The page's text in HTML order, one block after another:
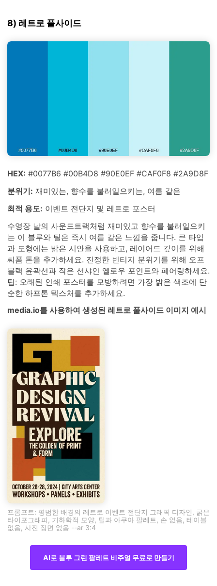
8) 레트로 풀사이드
HEX: #0077B6 #00B4D8 #90E0EF #CAF0F8 #2A9D8F
분위기: 재미있는, 향수를 불러일으키는, 여름 같은
최적 용도: 이벤트 전단지 및 레트로 포스터
수영장 날의 사운드트랙처럼 재미있고 향수를 불러일으키
는 이 블루와 틸은 즉시 여름 같은 느낌을 줍니다. 큰 타입
과 도형에는 밝은 시안을 사용하고, 레이어드 깊이를 위해
씨폼 톤을 추가하세요. 진정한 빈티지 분위기를 위해 오프
블랙 윤곽선과 작은 선샤인 옐로우 포인트와 페어링하세요.
팁: 오래된 인쇄 포스터를 모방하려면 가장 밝은 색조에 단
순한 하프톤 텍스처를 추가하세요.
media.io를 사용하여 생성된 레트로 풀사이드 이미지 예시
프롬프트: 평범한 배경의 레트로 이벤트 전단지 그래픽 디자인, 굵은
타이포그래피, 기하학적 모양, 틸과 아쿠아 팔레트, 손 없음, 테이블
없음, 사진 장면 없음 --ar 3:4
AI로 블루 그린 팔레트 비주얼 무료로 만들기